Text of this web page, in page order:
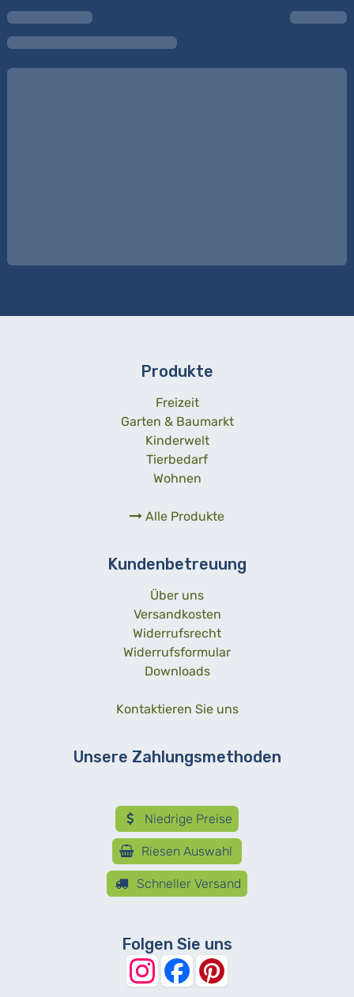
Produkte
Freizeit
Garten & Baumarkt
Kinderwelt
Tierbedarf
Wohnen
Alle Produkte
Kundenbetreuung
Über uns
Versandkosten
Widerrufsrecht
Widerrufsformular
Downloads
Kontaktieren Sie uns
Unsere Zahlungsmethoden
Niedrige Preise
Riesen Auswahl
Schneller Versand
Folgen Sie uns